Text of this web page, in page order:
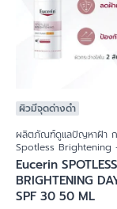
ผิวมีจุดด่างดำ
ผลิตภัณฑ์ดูแลปัญหาฝ้า ก
Spotless Brightening
Eucerin SPOTLESS
BRIGHTENING
SPF 30 50 ML